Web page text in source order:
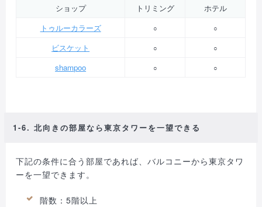
ショップ トリミング
ホテル
トゥルーカラーズ
○ ○
ビスケット ○ ○
shampoo ○ ○
1-6. 北向きの部屋なら東京タワーを一望できる
下記の条件に合う部屋であれば、バルコニーから東京タワ
ーを一望できます。
階数：5階以上